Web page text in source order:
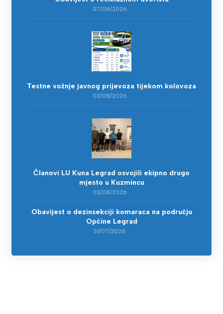
07/08/2026
Testne vožnje javnog prijevoza tijekom kolovoza
03/08/2026
Članovi LU Kuna Legrad osvojili ekipno drugo
mjesto u Kuzmincu
03/08/2026
Obavijest o dezinsekciji komaraca na području
Općine Legrad
31/07/2026